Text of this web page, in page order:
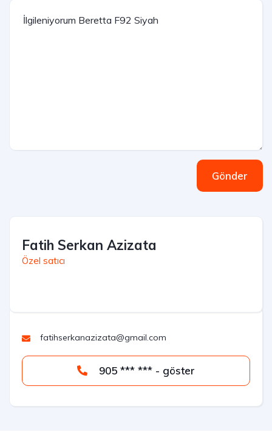
Gönder
Fatih Serkan Azizata
Özel satıcı
fatihserkanazizata@gmail.com
905 *** *** - göster